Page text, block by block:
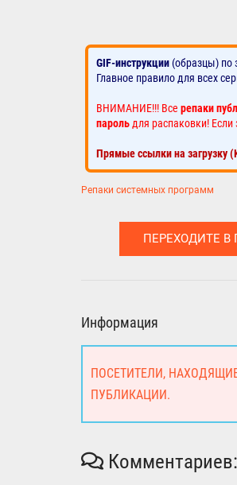
GIF-инструкции (образцы) по
Главное правило для всех
ВНИМАНИЕ!!! Все репаки
пароль для распаковки!
Прямые ссылки на загрузку
Репаки системных программ
ПЕРЕХОДИТЕ В
Информация
ПОСЕТИТЕЛИ,
ПУБЛИКАЦИИ.